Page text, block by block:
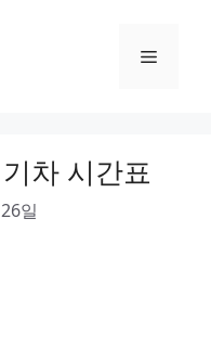
Menu
차 시간표
일